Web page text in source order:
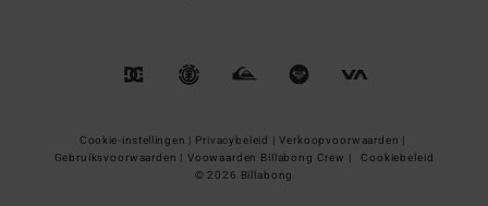
Cookie-instellingen | Privacybeleid | Verkoopvoorwaarden |
Gebruiksvoorwaarden | Voowaarden Billabong Crew |
Cookiebeleid
© 2026 Billabong